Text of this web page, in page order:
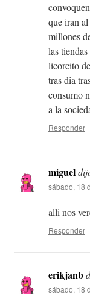
que iran
millones
las
licorcito
tras dia
consumo
a la
Responder
miguel
sábado, 18
alli nos
Responder
erikjanb
sábado, 18